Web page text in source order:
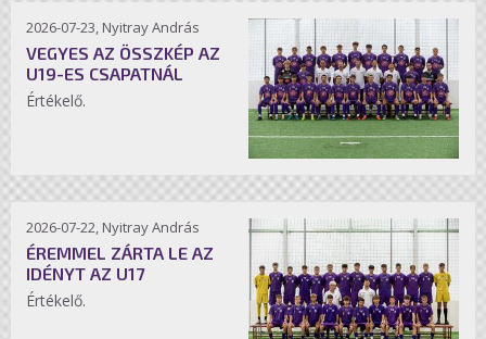
2026-07-23, Nyitray András
VEGYES AZ ÖSSZKÉP AZ
U19-ES CSAPATNÁL
Értékelő.
2026-07-22, Nyitray András
ÉREMMEL ZÁRTA LE AZ
IDÉNYT AZ U17
Értékelő.